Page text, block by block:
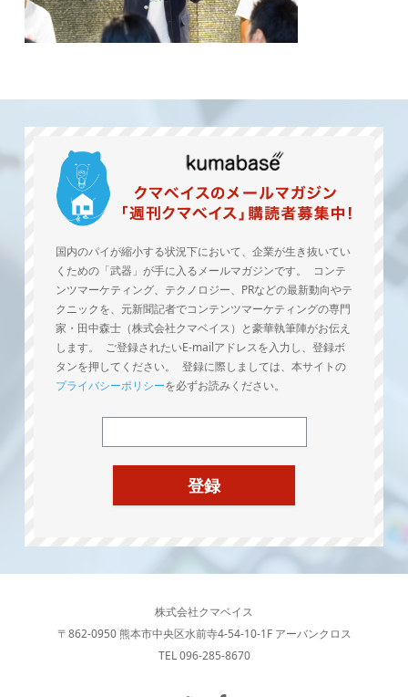
国内のパイが縮小する状況下において、企業が生き抜いてい
くための「武器」が手に入るメールマガジンです。 コンテ
ンツマーケティング、テクノロジー、PRなどの最新動向やテ
クニックを、元新聞記者でコンテンツマーケティングの専門
家・田中森士（株式会社クマベイス）と豪華執筆陣がお伝え
します。 ご登録されたいE-mailアドレスを入力し、登録ボ
タンを押してください。 登録に際しましては、本サイトの
プライバシーポリシーを必ずお読みください。
株式会社クマベイス
〒862-0950 熊本市中央区水前寺4-54-10-1F アーバンクロス
TEL 096-285-8670